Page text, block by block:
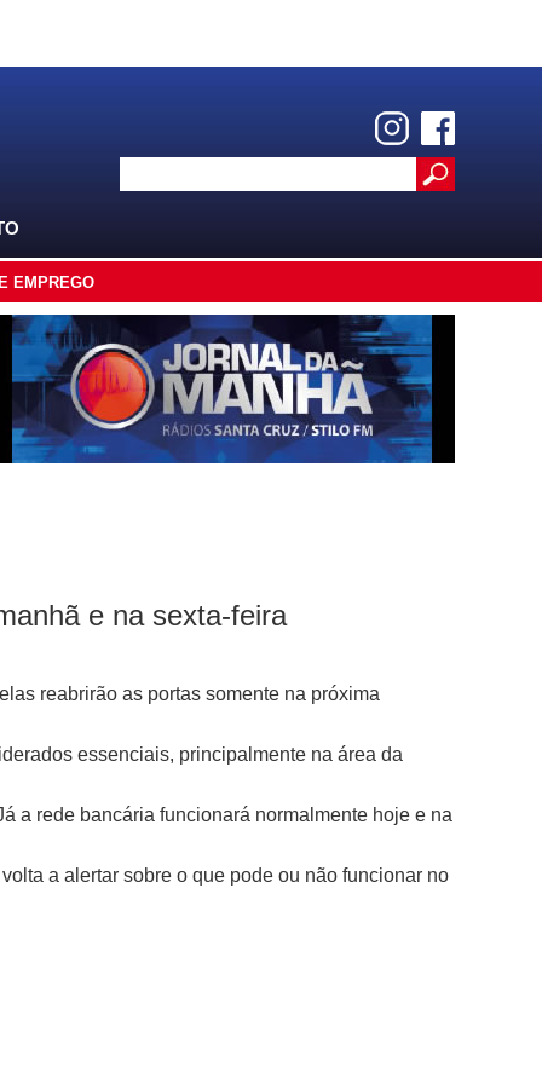
EMPREGO
e na sexta-feira
reabrirão as portas somente na próxima
essenciais, principalmente na área da
a rede bancária funcionará normalmente hoje e na
a alertar sobre o que pode ou não funcionar no